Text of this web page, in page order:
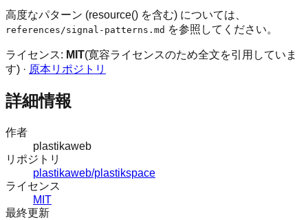
高度なパターン (resource() を含む) については、
references/signal-patterns.md を参照してください。
ライセンス: MIT(寛容ライセンスのため全文を引用していま
す) · 原本リポジトリ
詳細情報
作者
plastikaweb
リポジトリ
plastikaweb/plastikspace
ライセンス
MIT
最終更新